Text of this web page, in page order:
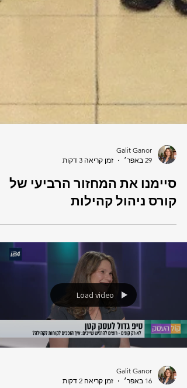
Galit Ganor
Load video